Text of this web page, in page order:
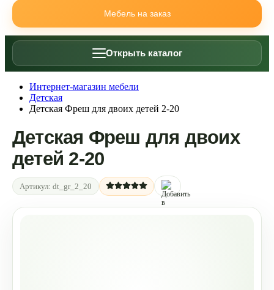
Мебель на заказ
Открыть каталог
Интернет-магазин мебели
Детская
Детская Фреш для двоих детей 2-20
Детская Фреш для двоих
детей 2-20
Артикул: dt_gr_2_20